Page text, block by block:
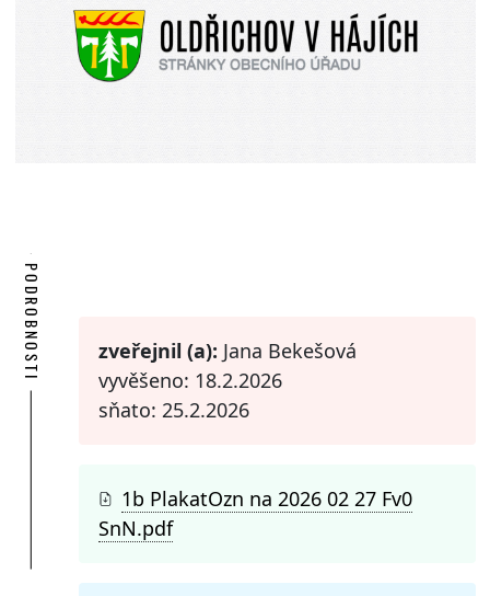
PODROBNOSTI zveřejnil (a): Jana Bekešová
vyvěšeno: 18.2.2026
sňato: 25.2.2026
1b PlakatOzn na 2026 02 27 Fv0
SnN.pdf